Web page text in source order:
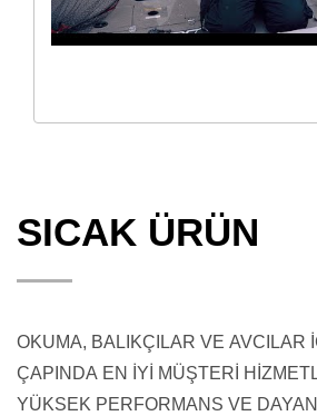
SICAK ÜRÜN
OKUMA, BALIKÇILAR VE AVCILAR
ÇAPINDA EN İYİ MÜŞTERİ
YÜKSEK PERFORMANS VE